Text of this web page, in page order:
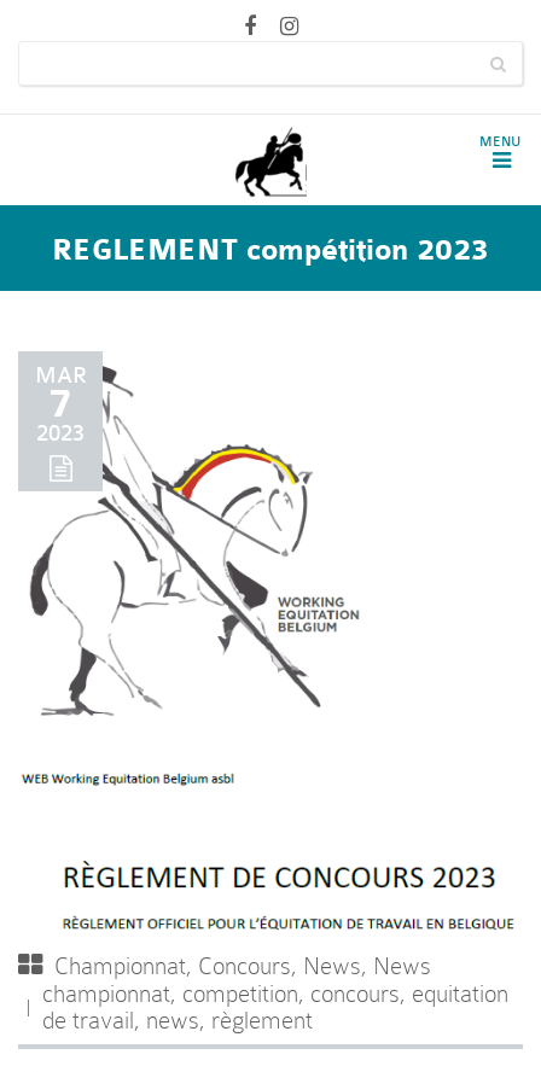
REGLEMENT compétition 2023
MAR
7
2023
Championnat, Concours, News, News
championnat, competition, concours, equitation
de travail, news, règlement